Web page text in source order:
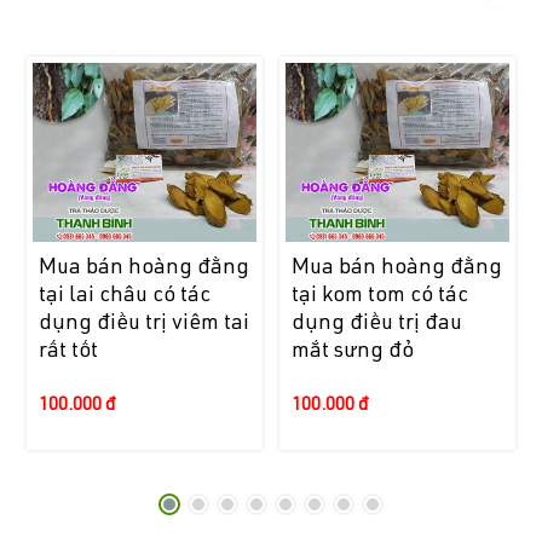
Mua bán hoàng đằng
tại lai châu có tác
dụng điều trị viêm tai
rất tốt
100.000 đ
Mua bán hoàng đằng
tại kom tom có tác
dụng điều trị đau
mắt sưng đỏ
100.000 đ